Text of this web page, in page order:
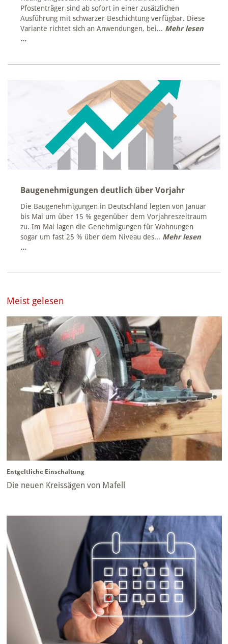
Pfostenträger sind ab sofort in einer zusätzlichen
Ausführung mit schwarzer Beschichtung verfügbar. Diese
Variante richtet sich an Anwendungen, bei... Mehr lesen
...
Baugenehmigungen deutlich über Vorjahr
Die Baugenehmigungen in Deutschland legten von Januar
bis Mai um über 15 % gegenüber dem Vorjahreszeitraum
zu. Im Mai lagen die Genehmigungen für Wohnungen
sogar um fast 25 % über dem Niveau des... Mehr lesen
...
Meist gelesen
Entgeltliche Einschaltung
Die neuen Kreissägen von Mafell